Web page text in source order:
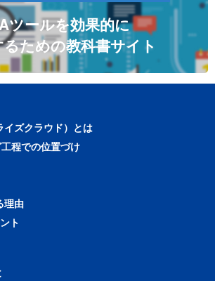
ツールを効果的に
ための教科書サイト
イズクラウド）とは
程での位置づけ
理由
ト